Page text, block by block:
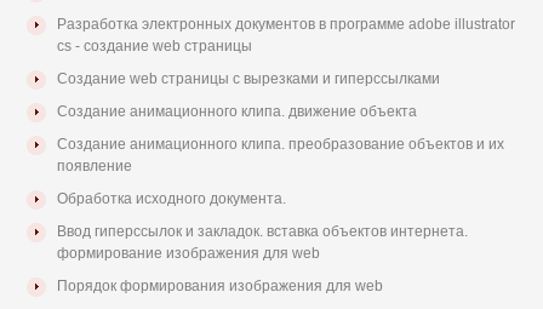
Разработка электронных документов в программе adobe illustrator
cs - создание web страницы
Создание web страницы с вырезками и гиперссылками
Создание анимационного клипа. движение объекта
Создание анимационного клипа. преобразование объектов и их
появление
Обработка исходного документа.
Ввод гиперссылок и закладок. вставка объектов интернета.
формирование изображения для web
Порядок формирования изображения для web